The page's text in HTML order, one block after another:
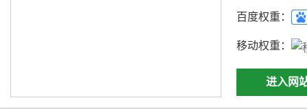
百度权重：
移动权重：
进入网